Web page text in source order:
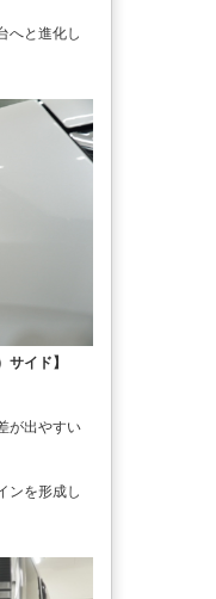
へと進化し
イド】
が出やすい
ンを形成し